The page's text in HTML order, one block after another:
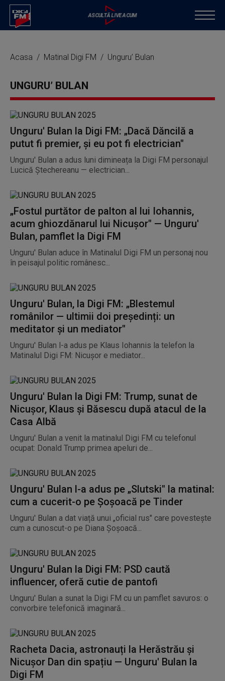
Acasa Matinal Digi FM Unguru’ Bulan
UNGURU’ BULAN
Unguru' Bulan la Digi FM: „Dacă Dăncilă a
putut fi premier, și eu pot fi electrician"
Unguru' Bulan a adus luni dimineața la Digi FM personajul
Lucică Ștechereanu — electrician...
„Fostul purtător de palton al lui Iohannis,
acum ghiozdănarul lui Nicușor" — Unguru'
Bulan, pamflet la Digi FM
Unguru' Bulan aduce în Matinalul Digi FM un personaj nou
în peisajul politic românesc...
Unguru' Bulan, la Digi FM: „Blestemul
românilor — ultimii doi președinți: un
meditator și un mediator"
Unguru' Bulan l-a adus pe Klaus Iohannis la telefon la
Matinalul Digi FM: Nicușor e mediator...
Unguru' Bulan la Digi FM: Trump, sunat de
Nicușor, Klaus și Băsescu după atacul de la
Casa Albă
Unguru' Bulan a venit la matinalul Digi FM cu telefonul
ocupat: Donald Trump primea apeluri de...
Unguru' Bulan l-a adus pe „Slutski" la matinal:
cum a cucerit-o pe Șoșoacă pe Tinder
Unguru' Bulan a dat viață unui „oficial rus" care povestește
cum a cunoscut-o pe Diana Șoșoacă...
Unguru' Bulan la Digi FM: PSD caută
influencer, oferă cutie de pantofi
Unguru' Bulan a sunat la Digi FM cu un pamflet savuros: o
convorbire telefonică imaginară...
Racheta Dacia, astronauți la Herăstrău și
Nicușor Dan din spațiu — Unguru' Bulan la
Digi FM